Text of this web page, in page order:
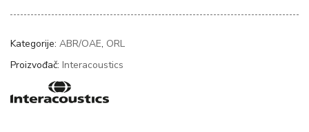
Kategorije: ABR/OAE, ORL
Proizvođač: Interacoustics